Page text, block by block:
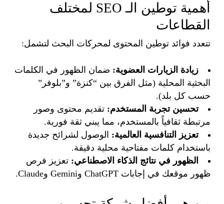
أهمية توطين الـ SEO لمختلف
القطاعات
تتعدد فوائد توطين المحتوى لمحركات البحث لتشمل:
زيادة الزيارات العضوية: ضمان الظهور في الكلمات
البحثية المحلية (مثل الفرق بين “كنزة” و”بلوفر”
حسب كل بلد).
تحسين تجربة المستخدم: تقديم محتوى وصور
مرتبطة ثقافياً بالمستخدم، مما يبني ثقة فورية.
تعزيز التنافسية العالمية: الوصول لشرائح جديدة
باستخدام كلمات مفتاحية محلية دقيقة.
الظهور في نتائج الذكاء الاصطناعي: تعزيز فرص
ظهور موقعك في إجابات ChatGPT وGemini وClaude.